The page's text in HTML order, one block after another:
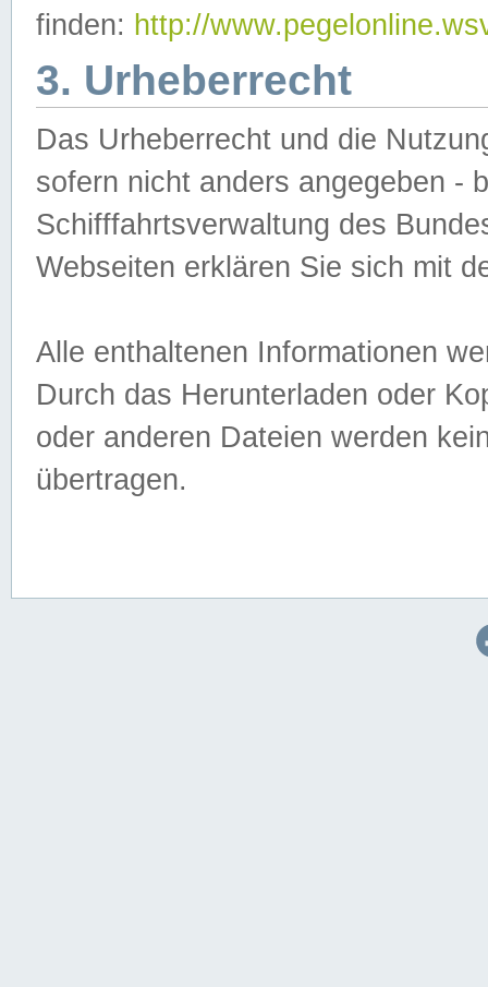
finden: http://
3. Urheberrecht
Das Urheberrecht und die
sofern nicht anders angegeben -
Schifffahrtsverwaltung des
Webseiten erklären Sie sich mit
Alle enthaltenen Informationen
Durch das Herunterladen oder
oder anderen Dateien werden
übertragen.